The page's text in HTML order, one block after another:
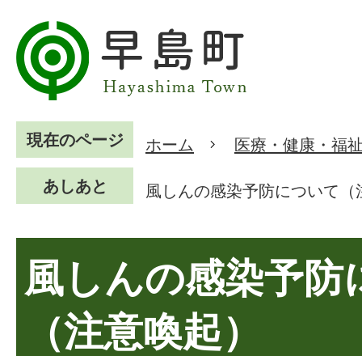
現在のページ ホーム 医療・健康・福
あしあと 風しんの感染予防について（
風しんの感染予防
（注意喚起）